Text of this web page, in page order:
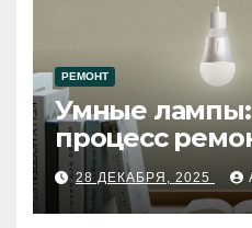
РЕМОНТ
Умные
процесс
28 ДЕКАБРЯ, 2025